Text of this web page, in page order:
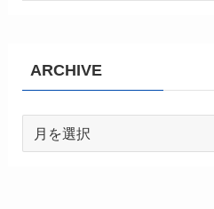
ARCHIVE
ARCHIVE